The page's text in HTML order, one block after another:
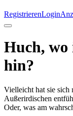
RegistrierenLogin
Huch, wo
hin?
Vielleicht hat sie sich
Außerirdischen
Oder, was am